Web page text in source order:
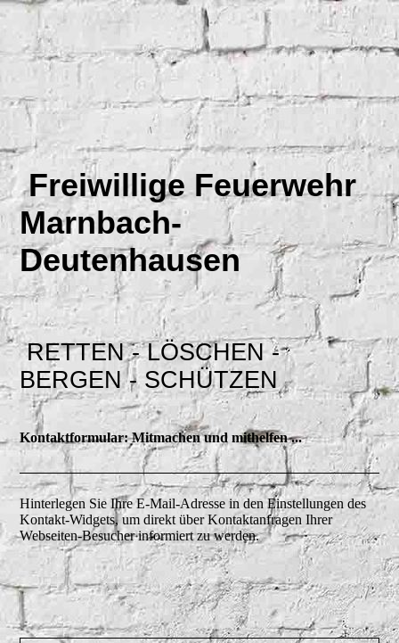
Freiwillige Feuerwehr
Marnbach-
Deutenhausen
RETTEN - LÖSCHEN -
BERGEN - SCHÜTZEN
Kontaktformular: Mitmachen und mithelfen ...
Hinterlegen Sie Ihre E-Mail-Adresse in den Einstellungen des
Kontakt-Widgets, um direkt über Kontaktanfragen Ihrer
Webseiten-Besucher informiert zu werden.